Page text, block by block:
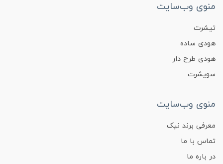
منوی وب‌سایت
تیشرت
هودی ساده
هودی طرح دار
سویشرت
منوی وب‌سایت
معرفی برند نیک
تماس با ما
در باره ما